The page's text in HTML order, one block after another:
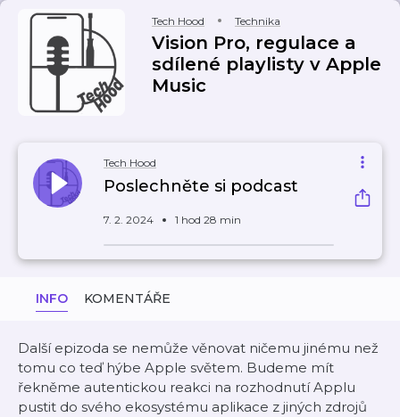
Tech Hood Technika
Vision Pro, regulace a
sdílené playlisty v Apple
Music
Tech Hood
Poslechněte si podcast
7. 2. 2024 1 hod 28 min
INFO KOMENTÁŘE
Další epizoda se nemůže věnovat ničemu jinému než
tomu co teď hýbe Apple světem. Budeme mít
řekněme autentickou reakci na rozhodnutí Applu
pustit do svého ekosystému aplikace z jiných zdrojů